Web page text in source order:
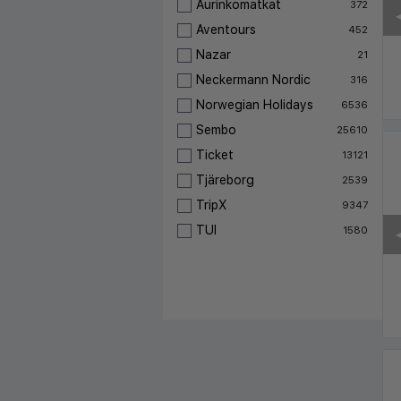
Aurinkomatkat 372
Aventours 452
Nazar 21
Neckermann Nordic 316
Norwegian Holidays 6536
Sembo 25610
Ticket 13121
Tjäreborg 2539
TripX 9347
TUI 1580